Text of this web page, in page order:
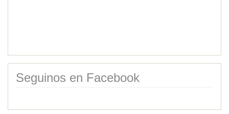
Seguinos en Facebook